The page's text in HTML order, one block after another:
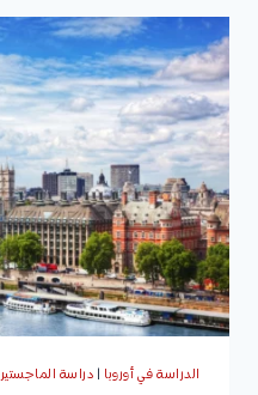
الامارات:
الجامعات
التي
تدرسه،
شروط
القبول
العامة،
الفرص
الوظيفية
المتوقعة
الدراسة في أوروبا | دراسة الماجستير